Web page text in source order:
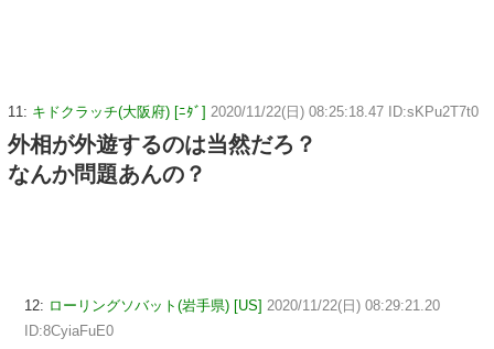
11: キドクラッチ(大阪府) [ﾆﾀﾞ] 2020/11/22(日) 08:25:18.47 ID:sKPu2T7t0
外相が外遊するのは当然だろ？
なんか問題あんの？
12: ローリングソバット(岩手県) [US] 2020/11/22(日) 08:29:21.20
ID:8CyiaFuE0